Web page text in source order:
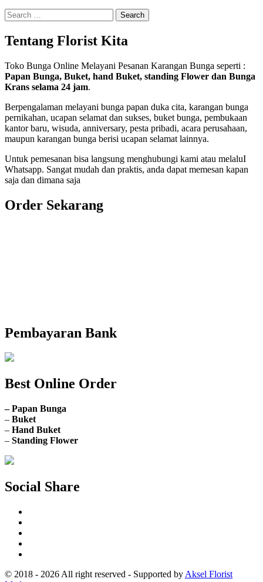
Search
for:
Tentang Florist Kita
Toko Bunga Online Melayani Pesanan Karangan Bunga seperti :
Papan Bunga, Buket, hand Buket, standing Flower dan Bunga
Krans selama 24 jam.
Berpengalaman melayani bunga papan duka cita, karangan bunga
pernikahan, ucapan selamat dan sukses, buket bunga, pembukaan
kantor baru, wisuda, anniversary, pesta pribadi, acara perusahaan,
maupun karangan bunga berisi ucapan selamat lainnya.
Untuk pemesanan bisa langsung menghubungi kami atau melaluI
Whatsapp. Sangat mudah dan praktis, anda dapat memesan kapan
saja dan dimana saja
Order Sekarang
Pembayaran Bank
Best Online Order
– Papan Bunga
– Buket
– Hand Buket
– Standing Flower
Social Share
© 2018 - 2026 All right reserved - Supported by Aksel Florist